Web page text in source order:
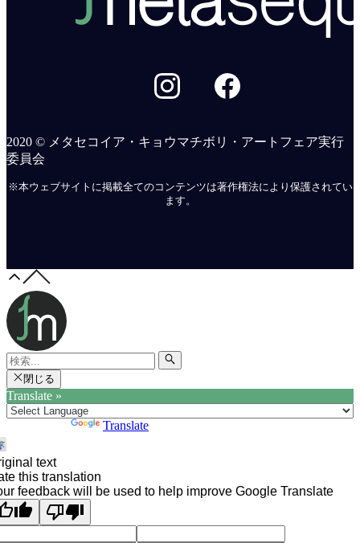
2020 © メタセコイア・キョウマチボリ・アートフェア実行
委員会
※本ウェブサイトに掲載全てのコンテンツは著作権法により保護されてい
ます。
閉じる
Translate »
Translate
text
this translation
feedback will be used to help improve Google Translate